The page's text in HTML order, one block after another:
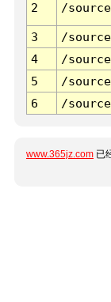
2 /
3 /
4
/
5
/
6
/
www.365jz.com 已